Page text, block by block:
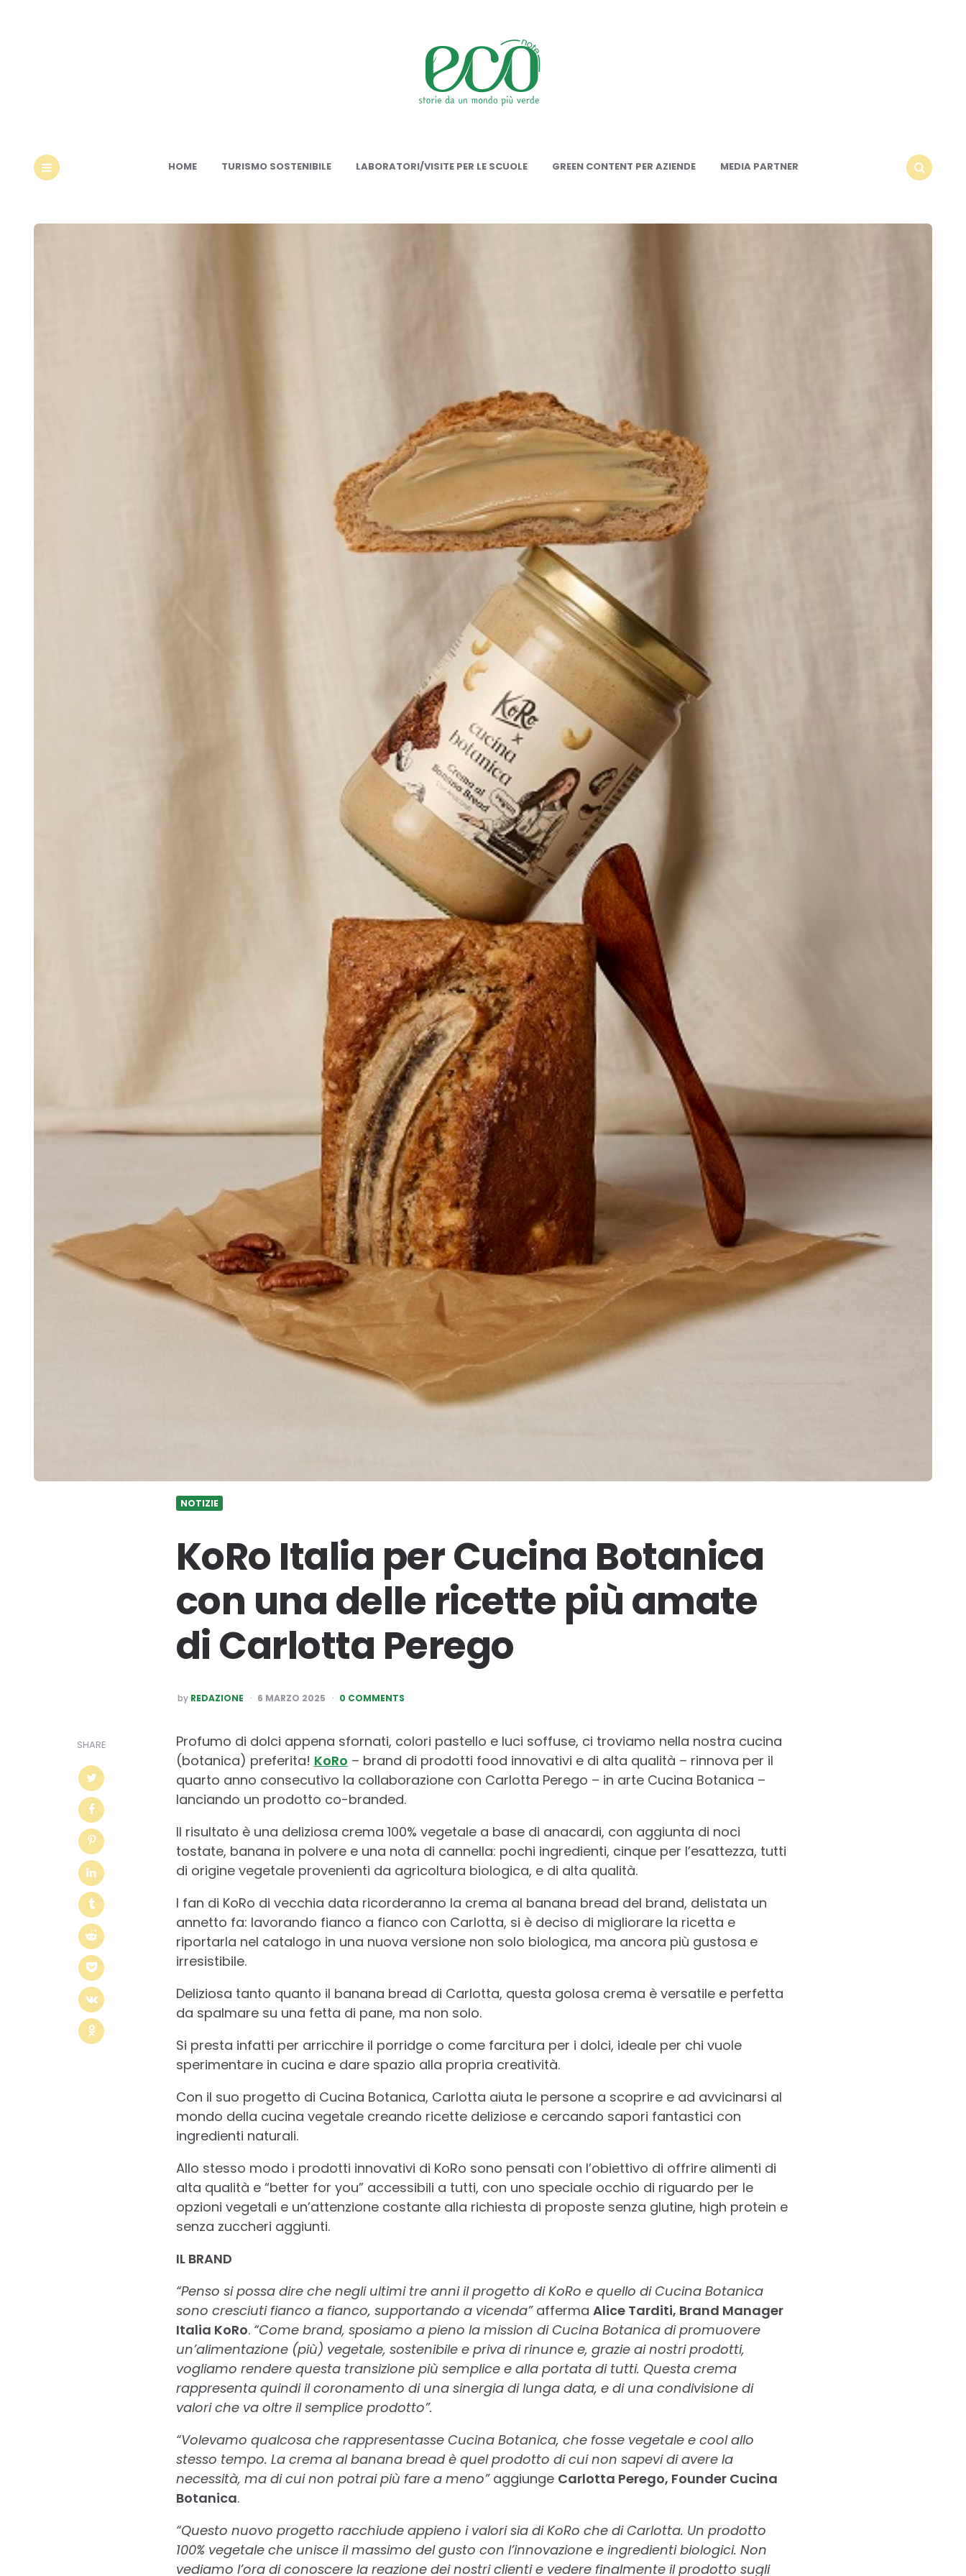
HOME TURISMO SOSTENIBILE LABORATORI/VISITE PER LE SCUOLE GREEN CONTENT PER AZIENDE
MEDIA PARTNER
NOTIZIE
KoRo Italia per Cucina Botanica
con una delle ricette più amate
di Carlotta Perego
POSTED
BY
by REDAZIONE 6 MARZO 2025 0 COMMENTS
SHARE
Profumo di dolci appena sfornati, colori pastello e luci soffuse, ci troviamo nella nostra cucina
(botanica) preferita! KoRo – brand di prodotti food innovativi e di alta qualità – rinnova per il
quarto anno consecutivo la collaborazione con Carlotta Perego – in arte Cucina Botanica –
lanciando un prodotto co-branded.
Il risultato è una deliziosa crema 100% vegetale a base di anacardi, con aggiunta di noci
tostate, banana in polvere e una nota di cannella: pochi ingredienti, cinque per l’esattezza, tutti
di origine vegetale provenienti da agricoltura biologica, e di alta qualità.
I fan di KoRo di vecchia data ricorderanno la crema al banana bread del brand, delistata un
annetto fa: lavorando fianco a fianco con Carlotta, si è deciso di migliorare la ricetta e
riportarla nel catalogo in una nuova versione non solo biologica, ma ancora più gustosa e
irresistibile.
Deliziosa tanto quanto il banana bread di Carlotta, questa golosa crema è versatile e perfetta
da spalmare su una fetta di pane, ma non solo.
Si presta infatti per arricchire il porridge o come farcitura per i dolci, ideale per chi vuole
sperimentare in cucina e dare spazio alla propria creatività.
Con il suo progetto di Cucina Botanica, Carlotta aiuta le persone a scoprire e ad avvicinarsi al
mondo della cucina vegetale creando ricette deliziose e cercando sapori fantastici con
ingredienti naturali.
Allo stesso modo i prodotti innovativi di KoRo sono pensati con l’obiettivo di offrire alimenti di
alta qualità e “better for you” accessibili a tutti, con uno speciale occhio di riguardo per le
opzioni vegetali e un’attenzione costante alla richiesta di proposte senza glutine, high protein e
senza zuccheri aggiunti.
IL BRAND
“Penso si possa dire che negli ultimi tre anni il progetto di KoRo e quello di Cucina Botanica
sono cresciuti fianco a fianco, supportando a vicenda”afferma Alice Tarditi, Brand Manager
Italia KoRo. “Come brand, sposiamo a pieno la mission di Cucina Botanica di promuovere
un’alimentazione (più) vegetale, sostenibile e priva di rinunce e, grazie ai nostri prodotti,
vogliamo rendere questa transizione più semplice e alla portata di tutti. Questa crema
rappresenta quindi il coronamento di una sinergia di lunga data, e di una condivisione di
valori che va oltre il semplice prodotto”.
“Volevamo qualcosa che rappresentasse Cucina Botanica, che fosse vegetale e cool allo
stesso tempo. La crema al banana bread è quel prodotto di cui non sapevi di avere la
necessità, ma di cui non potrai più fare a meno” aggiunge Carlotta Perego, Founder Cucina
Botanica.
“Questo nuovo progetto racchiude appieno i valori sia di KoRo che di Carlotta. Un prodotto
100% vegetale che unisce il massimo del gusto con l’innovazione e ingredienti biologici. Non
vediamo l’ora di conoscere la reazione dei nostri clienti e vedere finalmente il prodotto sugli